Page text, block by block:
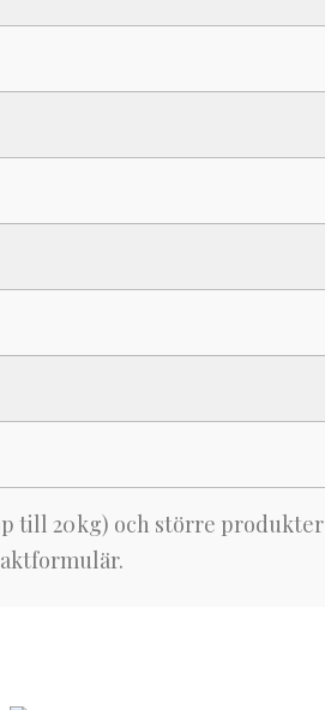
till 20 kg) och större produkter